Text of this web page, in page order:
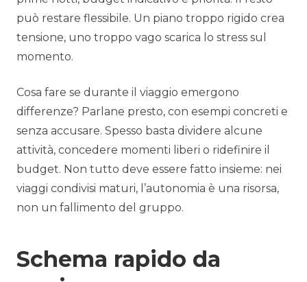
può restare flessibile. Un piano troppo rigido crea
tensione, uno troppo vago scarica lo stress sul
momento.
Cosa fare se durante il viaggio emergono
differenze? Parlane presto, con esempi concreti e
senza accusare. Spesso basta dividere alcune
attività, concedere momenti liberi o ridefinire il
budget. Non tutto deve essere fatto insieme: nei
viaggi condivisi maturi, l’autonomia è una risorsa,
non un fallimento del gruppo.
Schema rapido da